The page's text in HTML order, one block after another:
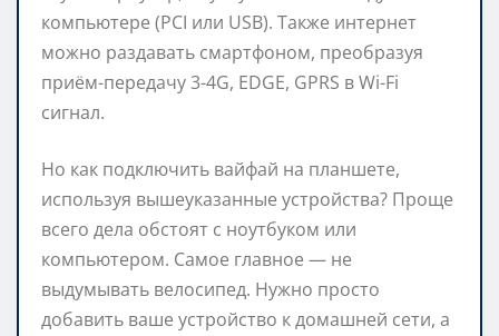
компьютере (PCI или USB). Также интернет
можно раздавать смартфоном, преобразуя
приём-передачу 3-4G, EDGE, GPRS в Wi-Fi
сигнал.
Но как подключить вайфай на планшете,
используя вышеуказанные устройства? Проще
всего дела обстоят с ноутбуком или
компьютером. Самое главное — не
выдумывать велосипед. Нужно просто
добавить ваше устройство к домашней сети, а